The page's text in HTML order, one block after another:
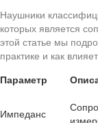
Наушники
которых является
этой статье мы
практике и как
Параметр
Импеданс